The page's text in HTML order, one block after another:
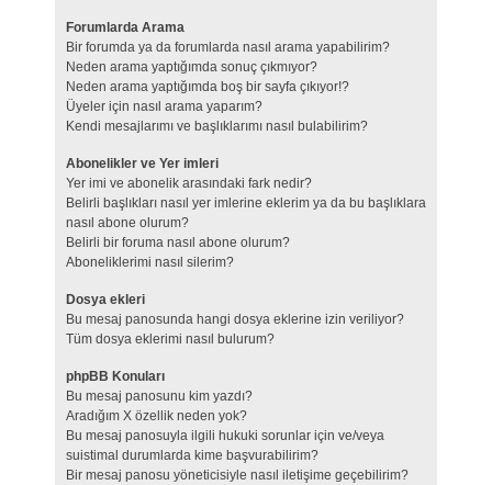
Forumlarda Arama
Bir forumda ya da forumlarda nasıl arama yapabilirim?
Neden arama yaptığımda sonuç çıkmıyor?
Neden arama yaptığımda boş bir sayfa çıkıyor!?
Üyeler için nasıl arama yaparım?
Kendi mesajlarımı ve başlıklarımı nasıl bulabilirim?
Abonelikler ve Yer imleri
Yer imi ve abonelik arasındaki fark nedir?
Belirli başlıkları nasıl yer imlerine eklerim ya da bu başlıklara
nasıl abone olurum?
Belirli bir foruma nasıl abone olurum?
Aboneliklerimi nasıl silerim?
Dosya ekleri
Bu mesaj panosunda hangi dosya eklerine izin veriliyor?
Tüm dosya eklerimi nasıl bulurum?
phpBB Konuları
Bu mesaj panosunu kim yazdı?
Aradığım X özellik neden yok?
Bu mesaj panosuyla ilgili hukuki sorunlar için ve/veya
suistimal durumlarda kime başvurabilirim?
Bir mesaj panosu yöneticisiyle nasıl iletişime geçebilirim?